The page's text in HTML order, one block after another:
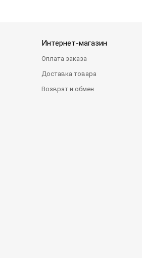
Интернет-магазин
Оплата заказа
Доставка товара
Возврат и обмен